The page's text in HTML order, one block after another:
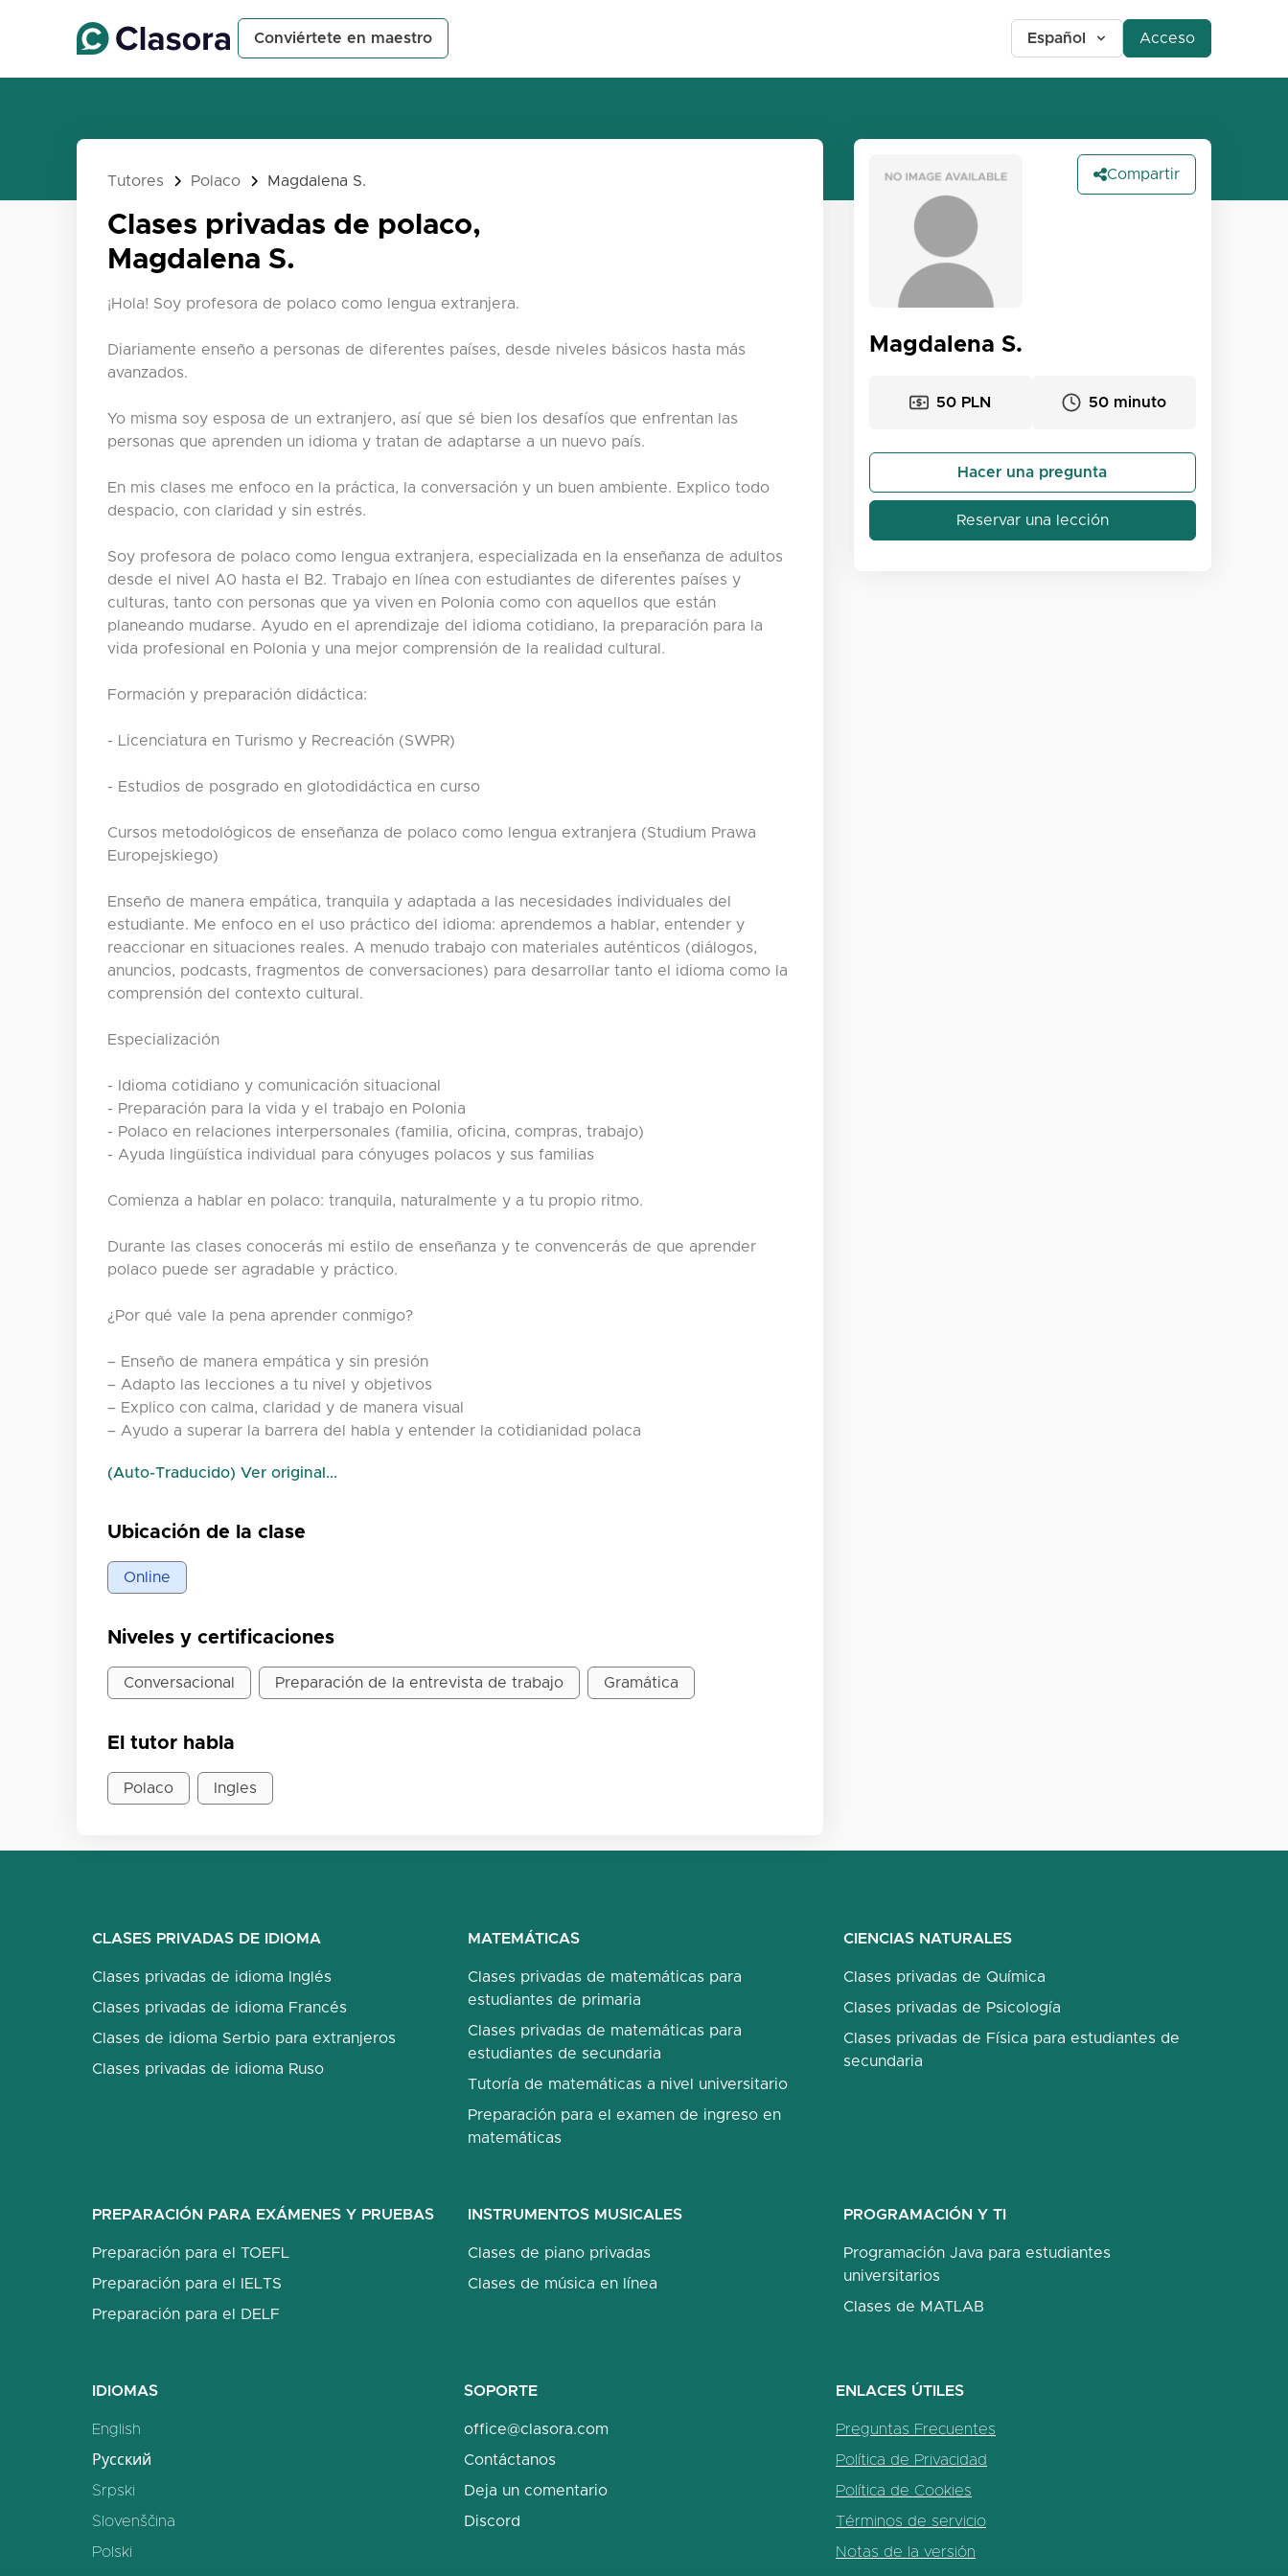
Conviértete en maestro Español Acceso
Tutores Polaco Magdalena S.
Clases privadas de polaco,
Magdalena S.
¡Hola! Soy profesora de polaco como lengua extranjera.
Diariamente enseño a personas de diferentes países, desde niveles básicos hasta más
avanzados.
Yo misma soy esposa de un extranjero, así que sé bien los desafíos que enfrentan las
personas que aprenden un idioma y tratan de adaptarse a un nuevo país.
En mis clases me enfoco en la práctica, la conversación y un buen ambiente. Explico todo
despacio, con claridad y sin estrés.
Soy profesora de polaco como lengua extranjera, especializada en la enseñanza de adultos
desde el nivel A0 hasta el B2. Trabajo en línea con estudiantes de diferentes países y
culturas, tanto con personas que ya viven en Polonia como con aquellos que están
planeando mudarse. Ayudo en el aprendizaje del idioma cotidiano, la preparación para la
vida profesional en Polonia y una mejor comprensión de la realidad cultural.
Formación y preparación didáctica:
- Licenciatura en Turismo y Recreación (SWPR)
- Estudios de posgrado en glotodidáctica en curso
Cursos metodológicos de enseñanza de polaco como lengua extranjera (Studium Prawa
Europejskiego)
Enseño de manera empática, tranquila y adaptada a las necesidades individuales del
estudiante. Me enfoco en el uso práctico del idioma: aprendemos a hablar, entender y
reaccionar en situaciones reales. A menudo trabajo con materiales auténticos (diálogos,
anuncios, podcasts, fragmentos de conversaciones) para desarrollar tanto el idioma como la
comprensión del contexto cultural.
Especialización
- Idioma cotidiano y comunicación situacional
- Preparación para la vida y el trabajo en Polonia
- Polaco en relaciones interpersonales (familia, oficina, compras, trabajo)
- Ayuda lingüística individual para cónyuges polacos y sus familias
Comienza a hablar en polaco: tranquila, naturalmente y a tu propio ritmo.
Durante las clases conocerás mi estilo de enseñanza y te convencerás de que aprender
polaco puede ser agradable y práctico.
¿Por qué vale la pena aprender conmigo?
– Enseño de manera empática y sin presión
– Adapto las lecciones a tu nivel y objetivos
– Explico con calma, claridad y de manera visual
– Ayudo a superar la barrera del habla y entender la cotidianidad polaca
(Auto-Traducido) Ver original...
Ubicación de la clase
Online
Niveles y certificaciones
Conversacional Preparación de la entrevista de trabajo Gramática
El tutor habla
Polaco Ingles
Magdalena S.
Compartir
50 PLN 50 minuto
Hacer una pregunta
Reservar una lección
CLASES PRIVADAS DE IDIOMA
Clases privadas de idioma Inglés
Clases privadas de idioma Francés
Clases de idioma Serbio para extranjeros
Clases privadas de idioma Ruso
MATEMÁTICAS
Clases privadas de matemáticas para
estudiantes de primaria
Clases privadas de matemáticas para
estudiantes de secundaria
Tutoría de matemáticas a nivel universitario
Preparación para el examen de ingreso en
matemáticas
CIENCIAS NATURALES
Clases privadas de Química
Clases privadas de Psicología
Clases privadas de Física para estudiantes de
secundaria
PREPARACIÓN PARA EXÁMENES Y PRUEBAS
Preparación para el TOEFL
Preparación para el IELTS
Preparación para el DELF
INSTRUMENTOS MUSICALES
Clases de piano privadas
Clases de música en línea
PROGRAMACIÓN Y TI
Programación Java para estudiantes
universitarios
Clases de MATLAB
IDIOMAS
English
Русский
Srpski
Slovenščina
Polski
SOPORTE
office@clasora.com
Contáctanos
Deja un comentario
Discord
ENLACES ÚTILES
Preguntas Frecuentes
Política de Privacidad
Política de Cookies
Términos de servicio
Notas de la versión